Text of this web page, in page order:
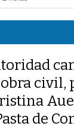
Pongan De
De La
Paso De Taxis
TWEETS AND
ESTÉREO
- hace 2
finanzas e
civil,
de